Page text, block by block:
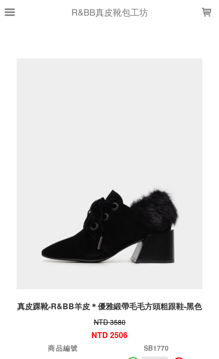
R&BB真皮靴包工坊
真皮踝靴-R&BB羊皮＊優雅緞帶毛毛方頭粗跟鞋-黑色
NTD 3580
NTD 2506
商品編號
SB1770